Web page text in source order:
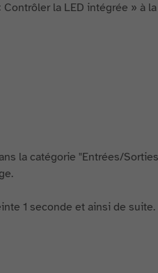
la LED intégrée » à la
la catégorie "Entrées/
1 seconde et ainsi de suite.